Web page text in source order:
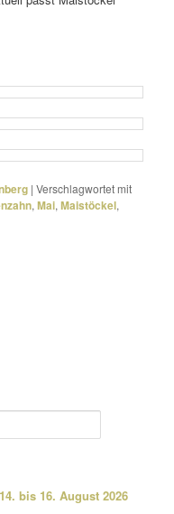
|Verschlagwortet mit
,Mai,Maistöckel,
bis 16. August 2026